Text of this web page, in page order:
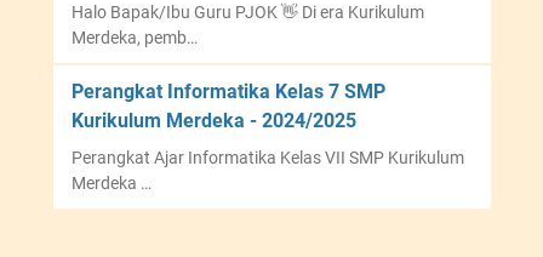
Halo Bapak/Ibu Guru PJOK 👋 Di era Kurikulum
Merdeka, pemb…
Perangkat Informatika Kelas 7 SMP
Kurikulum Merdeka - 2024/2025
Perangkat Ajar Informatika Kelas VII SMP Kurikulum
Merdeka …